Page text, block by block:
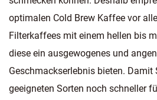
optimalen Cold Brew Kaffee vor
Filterkaffees mit einem hellen bis
diese ein ausgewogenes und
Geschmackserlebnis bieten. Damit
geeigneten Sorten noch schneller